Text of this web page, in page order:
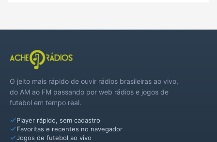
O jeito mais rápido de ouvir rádios brasileiras ao vivo,
do AM ao FM passando por web rádios e jogos de
futebol em tempo real.
Player rápido, sem cadastro
Favoritas e recentes no navegador
Jogos de futebol ao vivo